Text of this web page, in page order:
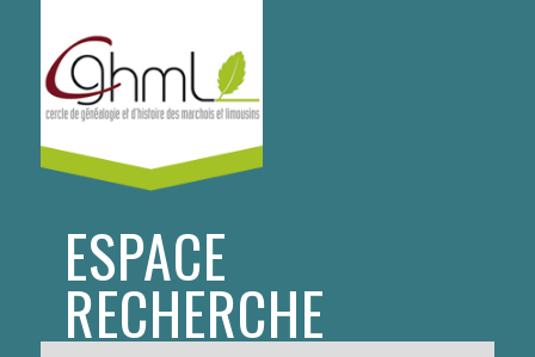
ESPACE
RECHERCHE